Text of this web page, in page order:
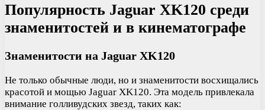
Популярность Jaguar XK120 среди
знаменитостей и в кинематографе
Знаменитости на Jaguar XK120
Не только обычные люди, но и знаменитости восхищались
красотой и мощью Jaguar XK120. Эта модель привлекала
внимание голливудских звезд, таких как: